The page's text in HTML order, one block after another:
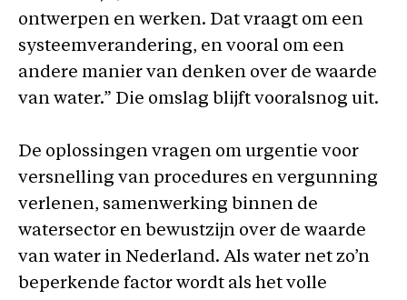
ontwerpen en werken. Dat vraagt om een
systeemverandering, en vooral om een
andere manier van denken over de waarde
van water.” Die omslag blijft vooralsnog uit.
De oplossingen vragen om urgentie voor
versnelling van procedures en vergunning
verlenen, samenwerking binnen de
watersector en bewustzijn over de waarde
van water in Nederland. Als water net zo’n
beperkende factor wordt als het volle